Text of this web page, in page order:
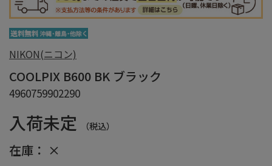
NIKON(ニコン)
COOLPIX B600 BK ブラック
4960759902290
入荷未定 （税込）
在庫： ×